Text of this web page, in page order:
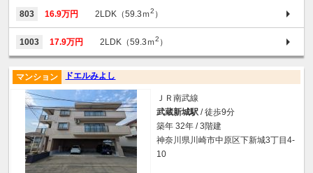
803 16.9万円 2LDK（59.3ｍ2 ）
1003 17.9万円 2LDK（59.3ｍ2 ）
ドエルみよし
マンション
ＪＲ南武線
武蔵新城駅 / 徒歩9分
築年 32年 / 3階建
神奈川県川崎市中原区下新城3丁目4-
10